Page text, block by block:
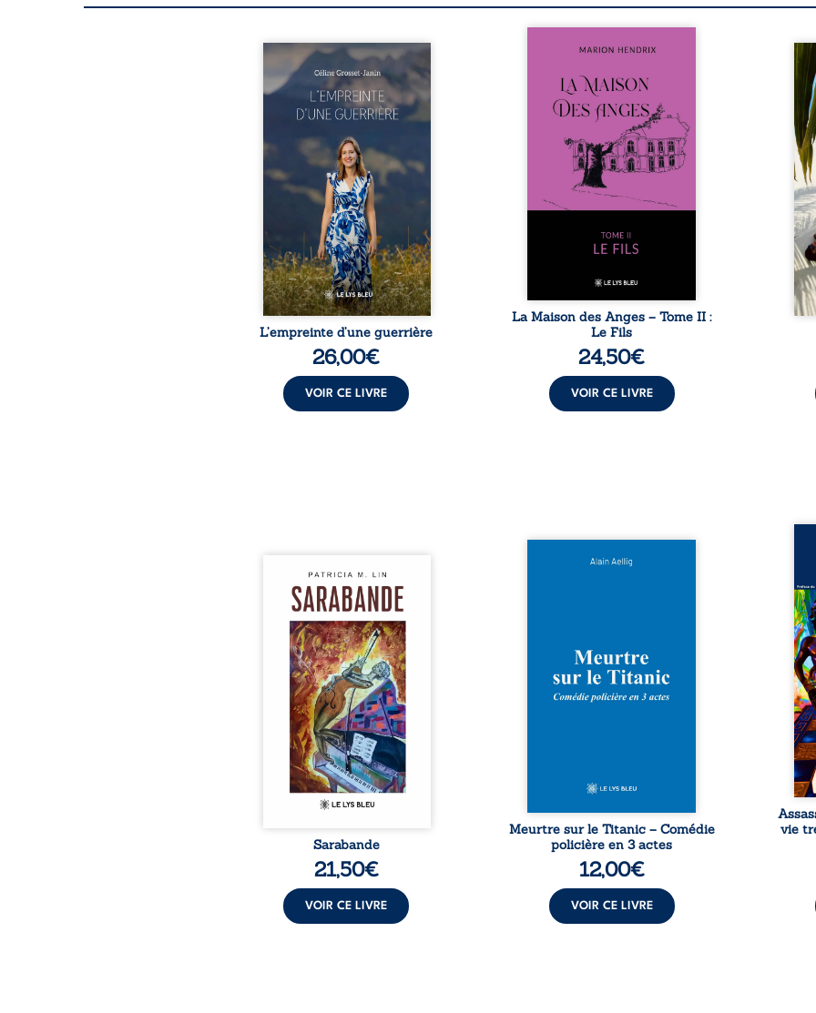
Que reste-t-il de l’enfance
lorsque la maladie impose ses
propres règles ? L’empreinte
d’une guerrière livre, sans
détour, le récit d’un quotidien
bouleversé par la maladie
chronique, l’errance médicale
et de longues hospitalisations.
L’auteure y raconte ce que les
dossiers médicaux taisent : la
peur, l’isolement, l’épuisement
et le sentiment de ne pas ...
L’empreinte d’une guerrière
26,00€
VOIR CE LIVRE
Nous sommes en 1979, soit 15
patriarche Anatole-Eustache.
La famille devra affronter non
seulement un inconnu qui rôde
autour du domaine et dont
Firmin, le fidèle majordome,
redoute les visites, le passé
encombrant d’Anatole-
Eustache, la malédiction
familiale, mais aussi la toute-
comment dompter cet enfant
avant qu’il ...
La Maison des Anges – Tome II :
Le Fils
24,50€
VOIR CE LIVRE
Au
eux,
Aux chants crépitants de l’été,
Sous le silence ouaté de la
neige en hiver, Au cours de
nuits pâles, Dans la clarté
bienveillante de la lune, Rêves,
pensées, révoltes et espoirs…
Des mots s’assemblent, colorés,
rebelles aux règles de la
poésie, mais chantant en
rythme. Ils forment une
sarabande, passionnée souvent,
Sarabande
21,50€
VOIR CE LIVRE
Et si le naufrage n’avait pas
les profondeurs de l’Atlantique.
Sept décennies plus tard, la
découverte de l’épave fait
resurgir un secret que l’on
Meurtre sur le Titanic – Comédie
policière en 3 actes
12,00€
VOIR CE LIVRE
La
de
qui
vie